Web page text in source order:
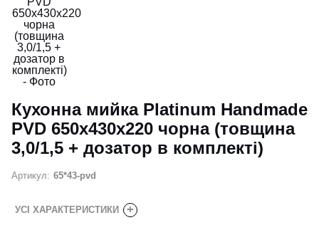
Кухонна мийка Platinum Handmade
PVD 650х430х220 чорна (товщина
3,0/1,5 + дозатор в комплекті)
Артикул: 65*43-pvd
УСІ ХАРАКТЕРИСТИКИ +